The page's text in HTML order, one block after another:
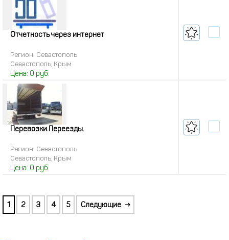
Отчетность через интернет
Регион: Севастополь
Севастополь, Крым
Цена: 0 руб.
Перевозки.Переезды.
Регион: Севастополь
Севастополь, Крым
Цена: 0 руб.
1 2 3 4 5 →